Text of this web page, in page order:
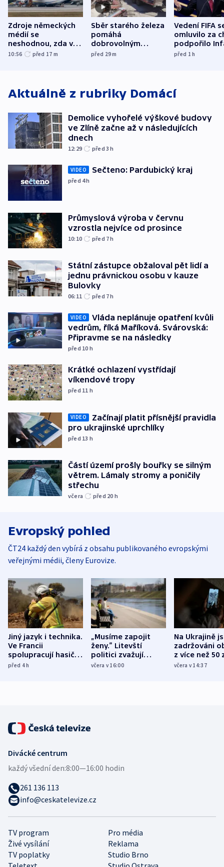
Zdroje německých
médií se
neshodnou, zda v
letadle ohroženém
10:56 před 17 m
Sběr starého železa
pomáhá
dobrovolným
hasičům financovat
před 29m
Vedení FIFA
omluvilo za
podpořilo
UEFA trvá na
před 1h
Aktuálně z rubriky Domácí
Demolice vyhořelé výškové budovy
ve Zlíně začne až v následujících
dnech
12:29 před 3h
VIDEO Sečteno: Pardubický kraj
před 4h
Průmyslová výroba v červnu
vzrostla nejvíce od prosince
10:10 před 7h
Státní zástupce obžaloval pět lidí a
jednu právnickou osobu v kauze
Bulovky
06:11 před 7h
VIDEO
Vláda neplánuje opatření kvůli
vedrům, říká Maříková. Svárovská:
Připravme se na následky
před 10 h
Krátké ochlazení vystřídají
víkendové tropy
před 11 h
VIDEO
Začínají platit přísnější pravidla
pro ukrajinské uprchlíky
před 13 h
Částí území prošly bouřky se silným
větrem. Lámaly stromy a poničily
střechu
včera před 20 h
Evropský pohled
ČT24 každý den vybírá z obsahu publikovaného evropskými
veřejnými médii, členy Eurovize.
Jiný jazyk i technika.
Ve Francii
spolupracují hasiči z
různých zemí
před 4h
„Musíme zapojit
ženy.“ Litevští
politici zvažují
dohodu o
včera v 16:00
Na Ukrajině
zadržováni
z více než 50
Bojovali na
včera v 14:37
TV program
Pro média
Živé vysílání
Reklama
TV poplatky
Studio Brno
Divácké centrum
každý všední den:8:00—16:00 hodin
261 136 113
info@ceskatelevize.cz